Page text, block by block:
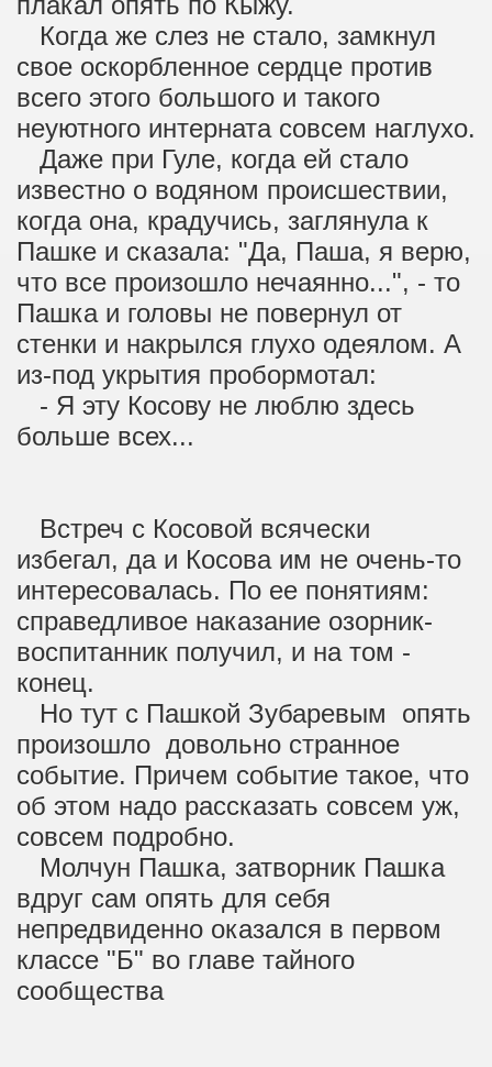
Когда же слез не стало, замкнул
свое оскорбленное сердце против
всего этого большого и такого
неуютного интерната совсем наглухо.
Даже при Гуле, когда ей стало
известно о водяном происшествии,
когда она, крадучись, заглянула к
Пашке и сказала: "Да, Паша, я верю,
что все произошло нечаянно...", - то
Пашка и головы не повернул от
стенки и накрылся глухо одеялом. А
из-под укрытия пробормотал:
- Я эту Косову не люблю здесь
больше всех...
Встреч с Косовой всячески
избегал, да и Косова им не очень-то
интересовалась. По ее понятиям:
справедливое наказание озорник-
воспитанник получил, и на том -
конец.
Но тут с Пашкой Зубаревым опять
произошло довольно странное
событие. Причем событие такое, что
об этом надо рассказать совсем уж,
совсем подробно.
Молчун Пашка, затворник Пашка
вдруг сам опять для себя
непредвиденно оказался в первом
классе "Б" во главе тайного
сообщества